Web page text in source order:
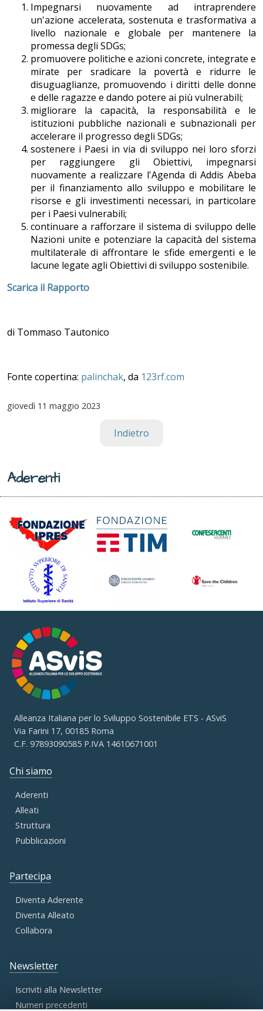
Impegnarsi nuovamente ad intraprendere
un'azione accelerata, sostenuta e trasformativa a
livello nazionale e globale per mantenere la
promessa degli SDGs;
promuovere politiche e azioni concrete, integrate e
mirate per sradicare la povertà e ridurre le
disuguaglianze, promuovendo i diritti delle donne
e delle ragazze e dando potere ai più vulnerabili;
migliorare la capacità, la responsabilità e le
istituzioni pubbliche nazionali e subnazionali per
accelerare il progresso degli SDGs;
sostenere i Paesi in via di sviluppo nei loro sforzi
per raggiungere gli Obiettivi, impegnarsi
nuovamente a realizzare l'Agenda di Addis Abeba
per il finanziamento allo sviluppo e mobilitare le
risorse e gli investimenti necessari, in particolare
per i Paesi vulnerabili;
continuare a rafforzare il sistema di sviluppo delle
Nazioni unite e potenziare la capacità del sistema
multilaterale di affrontare le sfide emergenti e le
lacune legate agli Obiettivi di sviluppo sostenibile.
Scarica il Rapporto
di Tommaso Tautonico
Fonte copertina: palinchak, da 123rf.com
giovedì 11 maggio 2023
Indietro
Aderenti
Alleanza Italiana per lo Sviluppo Sostenibile ETS - ASviS
Via Farini 17, 00185 Roma
C.F. 97893090585 P.IVA 14610671001
Chi siamo
Aderenti
Alleati
Struttura
Pubblicazioni
Partecipa
Diventa Aderente
Diventa Alleato
Collabora
Newsletter
Iscriviti alla Newsletter
Numeri precedenti